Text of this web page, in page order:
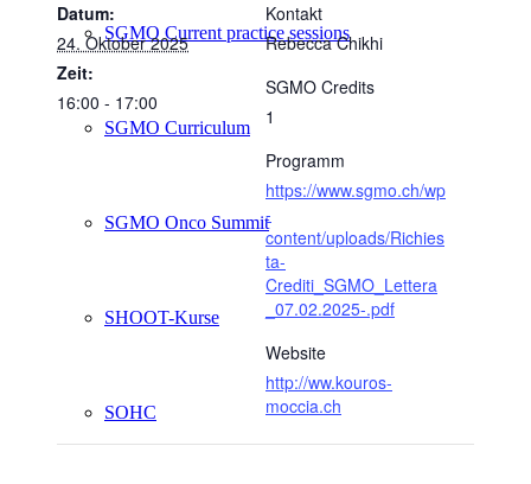
SGMO Current practice sessions
SGMO Curriculum
SGMO Onco Summit
SHOOT-Kurse
SOHC
Datum:
24. Oktober 2025
Zeit:
16:00 - 17:00
Kontakt
Rebecca Chikhi
SGMO Credits
1
Programm
https://www.sgmo.ch/wp
-
content/uploads/Richies
ta-
Crediti_SGMO_Lettera
_07.02.2025-.pdf
Website
http://ww.kouros-
moccia.ch